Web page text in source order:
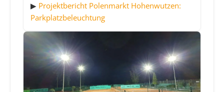
▶ Projektbericht Polenmarkt Hohenwutzen:
Parkplatzbeleuchtung